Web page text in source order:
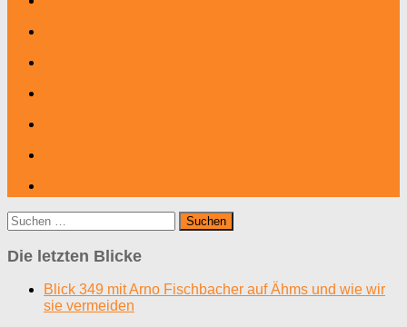
Suchen
nach:
Die letzten Blicke
Blick 349 mit Arno Fischbacher auf Ähms und wie wir
sie vermeiden